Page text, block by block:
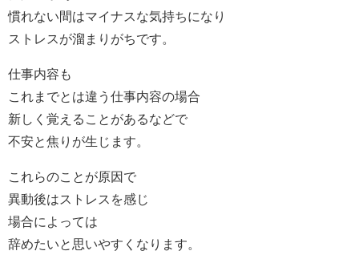
慣れない間はマイナスな気持ちになり
ストレスが溜まりがちです。
仕事内容も
これまでとは違う仕事内容の場合
新しく覚えることがあるなどで
不安と焦りが生じます。
これらのことが原因で
異動後はストレスを感じ
場合によっては
辞めたいと思いやすくなります。